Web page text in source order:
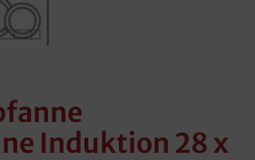
Induktion 28 x